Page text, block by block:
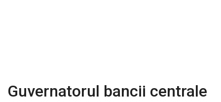
Guvernatorul bancii centrale